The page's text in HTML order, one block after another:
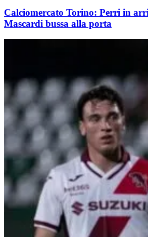
Calciomercato Torino: Perri in
Mascardi bussa alla porta